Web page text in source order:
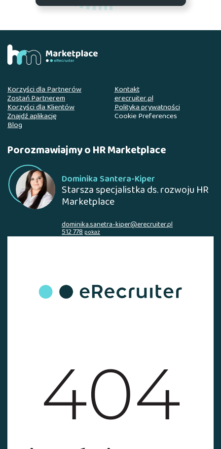
Korzyści dla Partnerów
Zostań Partnerem
Korzyści dla Klientów
Znajdź aplikację
Blog
Kontakt
erecruiter.pl
Polityka prywatności
Cookie Preferences
Porozmawiajmy o HR Marketplace
Dominika Santera-Kiper
Starsza specjalistka ds. rozwoju HR
Marketplace
dominika.sanetra-kiper@erecruiter.pl
512 778pokaż